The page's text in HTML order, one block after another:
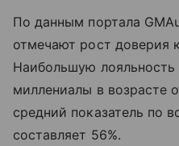
По данным портала
отмечают рост доверия
Наибольшую лояльность
миллениалы в возрасте
средний показатель по
составляет 56%.